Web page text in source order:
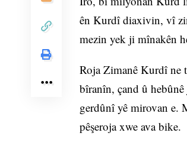
ên Kurdî diaxivin, vî
mezin yek ji mînakên
Roja Zimanê Kurdî ne
bîranîn, çand û
gerdûnî yê mirovan e.
pêşeroja xwe ava bike.